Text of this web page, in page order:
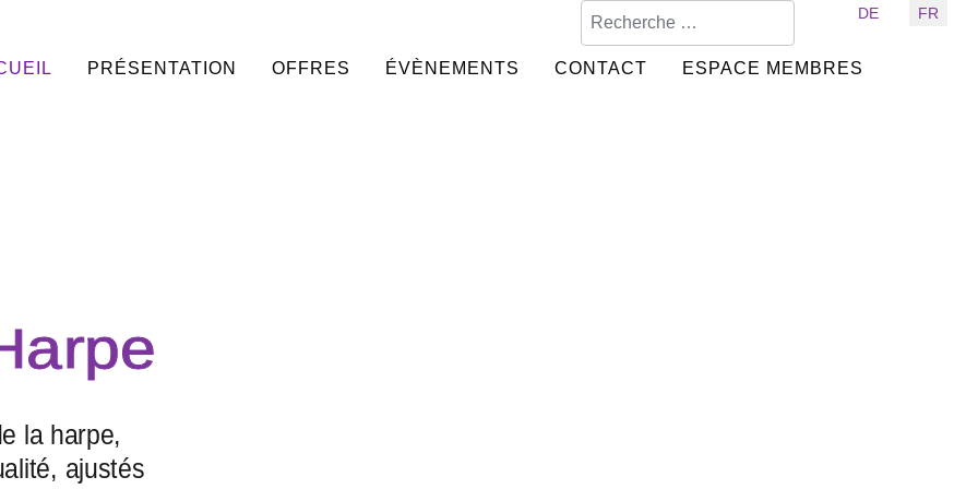
Sélectionnez votre langue
DE FR
PRÉSENTATION OFFRES ÉVÈNEMENTS CONTACT ESPACE MEMBRES